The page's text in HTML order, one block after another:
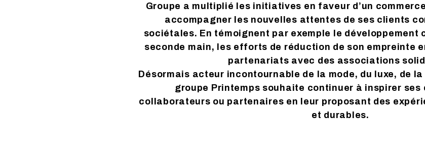
Groupe a multiplié les initiatives en faveur d’un
accompagner les nouvelles attentes de ses clients
sociétales. En témoignent par exemple le développement
seconde main, les efforts de réduction de son empreinte
partenariats avec des associations
Désormais acteur incontournable de la mode, du luxe, de
groupe Printemps souhaite continuer à inspirer
collaborateurs ou partenaires en leur proposant des
et durables.